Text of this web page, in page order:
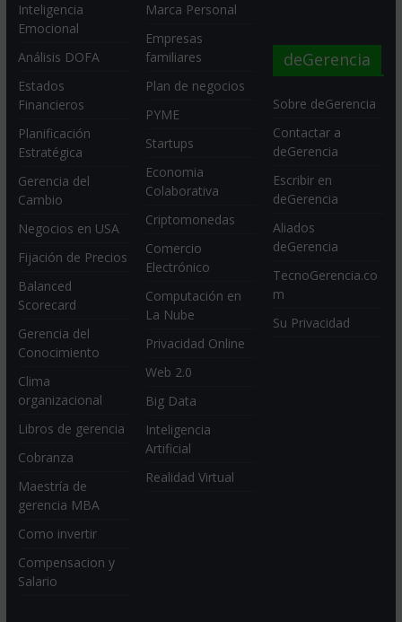
Inteligencia
Emocional
Análisis DOFA
Estados
Financieros
Planificación
Estratégica
Gerencia del
Cambio
Negocios en USA
Fijación de Precios
Balanced
Scorecard
Gerencia del
Conocimiento
Clima
organizacional
Libros de gerencia
Cobranza
Maestría de
gerencia MBA
Como invertir
Compensacion y
Salario
Marca Personal
Empresas
familiares
Plan de negocios
PYME
Startups
Economia
Colaborativa
Criptomonedas
Comercio
Electrónico
Computación en
La Nube
Privacidad Online
Web 2.0
Big Data
Inteligencia
Artificial
Realidad Virtual
deGerencia
Sobre deGerencia
Contactar a
deGerencia
Escribir en
deGerencia
Aliados
deGerencia
TecnoGerencia.co
m
Su Privacidad